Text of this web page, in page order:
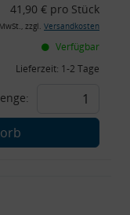
41,90 € pro Stück
zzgl. Versandkosten
Verfügbar
Lieferzeit: 1-2 Tage